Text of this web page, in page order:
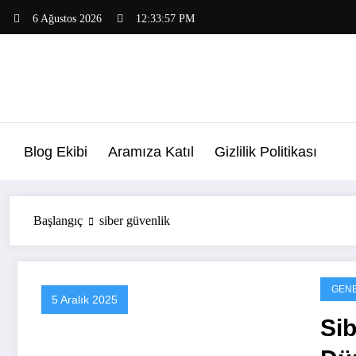
6 Ağustos 2026 12:33:57 PM
Blog Ekibi Aramıza Katıl Gizlilik Politikası
Başlangıç siber güvenlik
5 Aralık 2025